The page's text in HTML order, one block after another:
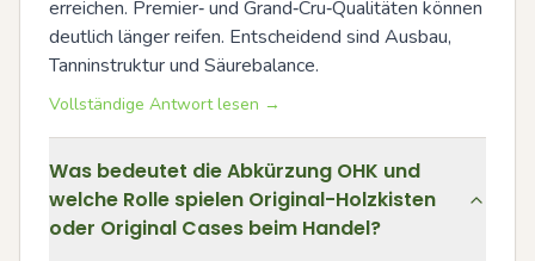
erreichen. Premier‑ und Grand‑Cru‑Qualitäten können
deutlich länger reifen. Entscheidend sind Ausbau,
Tanninstruktur und Säurebalance.
Vollständige Antwort lesen →
Was bedeutet die Abkürzung OHK und
welche Rolle spielen Original-Holzkisten
oder Original Cases beim Handel?